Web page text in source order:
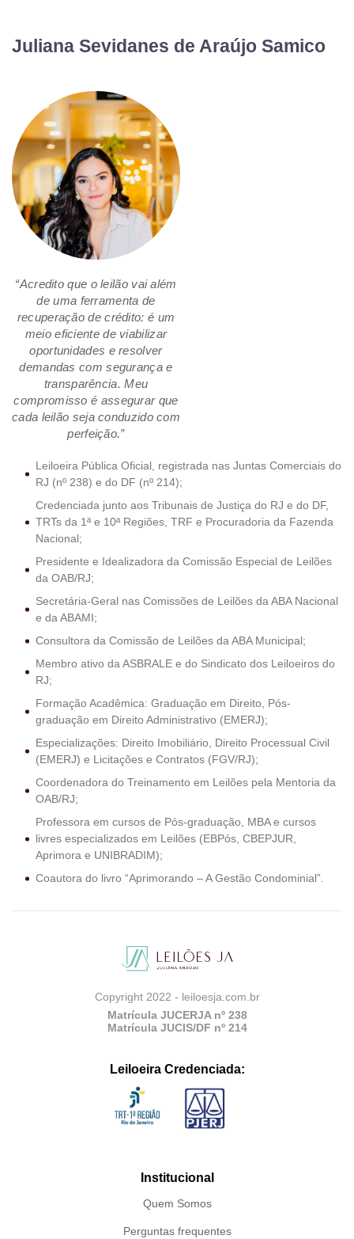
Juliana Sevidanes de Araújo Samico
“Acredito que o leilão vai além
de uma ferramenta de
recuperação de crédito: é um
meio eficiente de viabilizar
oportunidades e resolver
demandas com segurança e
transparência. Meu
compromisso é assegurar que
cada leilão seja conduzido com
perfeição.”
Leiloeira Pública Oficial, registrada nas Juntas Comerciais do
RJ (nº 238) e do DF (nº 214);
Credenciada junto aos Tribunais de Justiça do RJ e do DF,
TRTs da 1ª e 10ª Regiões, TRF e Procuradoria da Fazenda
Nacional;
Presidente e Idealizadora da Comissão Especial de Leilões
da OAB/RJ;
Secretária-Geral nas Comissões de Leilões da ABA Nacional
e da ABAMI;
Consultora da Comissão de Leilões da ABA Municipal;
Membro ativo da ASBRALE e do Sindicato dos Leiloeiros do
RJ;
Formação Acadêmica: Graduação em Direito, Pós-
graduação em Direito Administrativo (EMERJ);
Especializações: Direito Imobiliário, Direito Processual Civil
(EMERJ) e Licitações e Contratos (FGV/RJ);
Coordenadora do Treinamento em Leilões pela Mentoria da
OAB/RJ;
Professora em cursos de Pós-graduação, MBA e cursos
livres especializados em Leilões (EBPós, CBEPJUR,
Aprimora e UNIBRADIM);
Coautora do livro “Aprimorando – A Gestão Condominial”.
Copyright 2022 - leiloesja.com.br
Matrícula JUCERJA nº 238
Matrícula JUCIS/DF nº 214
Leiloeira Credenciada:
Institucional
Quem Somos
Perguntas frequentes